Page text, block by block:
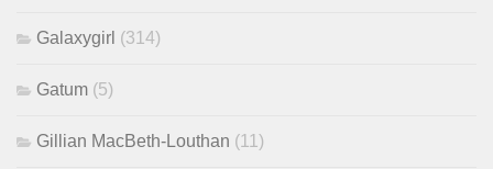
Galaxygirl (314)
Gatum (5)
Gillian MacBeth-Louthan (11)